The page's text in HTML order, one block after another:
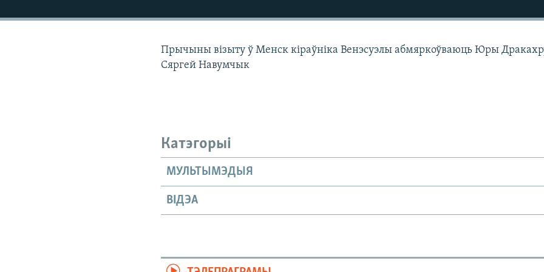
КАЛЯНДАР
НА ХВАЛЯХ СВАБОДЫ
Прычыны візыту ў Менск кіраўніка Венэсуэлы абмяркоўваюць Юры
Сяргей Навумчык
Катэгорыі
МУЛЬТЫМЭДЫЯ
ВІДЭА